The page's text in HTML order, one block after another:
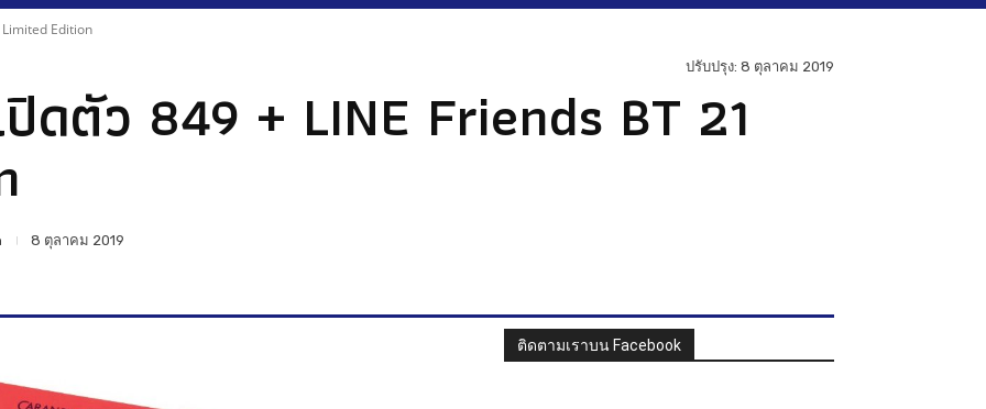
Edition
ปรับปรุง: 8 ตุลาคม 2019
ปิดตัว 849 + LINE Friends BT 21
8 ตุลาคม 2019
ติดตามเราบน Facebook